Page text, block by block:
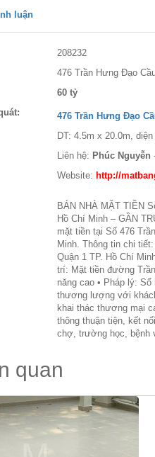
luận
208232
476 Trần Hưng Đạo
60 tỷ
476 Trần Hưng Đạo
DT: 4.5m x 20.0m,
Liên hệ: Phúc Nguyễn
Website: http://
BÁN NHÀ MẶT TIỀN
Hồ Chí Minh – GẦN
mặt tiền tại Số 476
Minh. Thông tin chi
Quận 1 TP. Hồ Chí
trí: Mặt tiền đường
năng cao • Pháp lý:
thương lượng với
khai thác thương mại
thông thuận tiện, kết
chợ, trường học, bệnh
quan